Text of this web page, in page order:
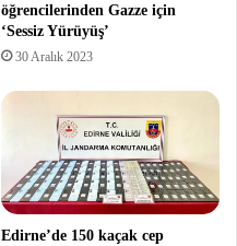
öğrencilerinden Gazze için
‘Sessiz Yürüyüş’
30 Aralık 2023
Edirne’de 150 kaçak cep